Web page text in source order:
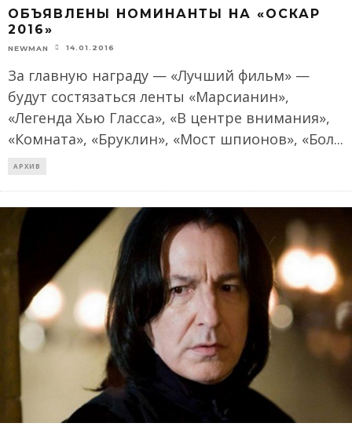
ОБЪЯВЛЕНЫ НОМИНАНТЫ НА «ОСКАР
2016»
NEWMAN 14.01.2016
За главную награду — «Лучший фильм» —
будут состязаться ленты «Марсианин»,
«Легенда Хью Гласса», «В центре внимания»,
«Комната», «Бруклин», «Мост шпионов», «Бол...
АРХИВ